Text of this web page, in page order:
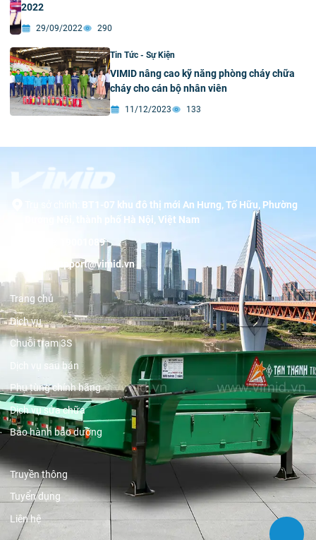
2022
29/09/2022 290
Tin Tức - Sự Kiện
VIMID nâng cao kỹ năng phòng cháy chữa
cháy cho cán bộ nhân viên
11/12/2023 133
BT1-07 khu đô thị mới An Hưng, Tố Hữu, Phường
Dương Nội, thành phố Hà Nội, Việt Nam
19001089
support@vimid.vn
Trang chủ
Dịch vụ
Chuỗi trạm 3S
Dịch vụ sau bán
Phụ tùng chính hãng
Dịch vụ sửa chữa
Bảo hành bảo dưỡng
Truyền thông
Tuyển dụng
Liên hệ